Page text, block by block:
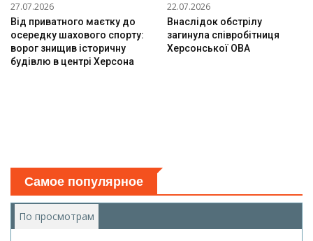
27.07.2026
Від приватного маєтку до
осередку шахового спорту:
ворог знищив історичну
будівлю в центрі Херсона
22.07.2026
Внаслідок обстрілу
загинула співробітниця
Херсонської ОВА
Самое популярное
По просмотрам